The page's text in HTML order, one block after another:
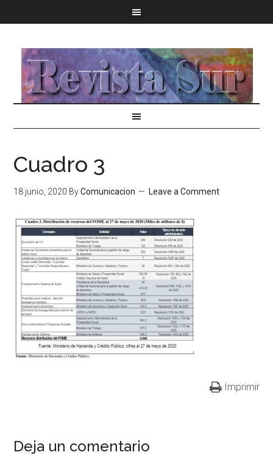
Cuadro 3
18 junio, 2020 ByComunicacion Leave a Comment
Imprimir
Deja un comentario